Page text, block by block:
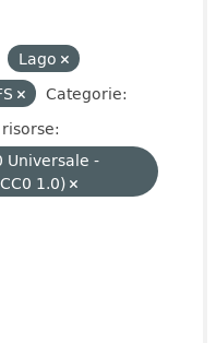
Lago
Categorie:
Universale -
1.0)